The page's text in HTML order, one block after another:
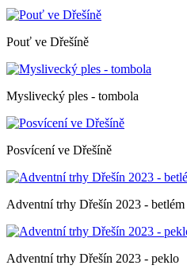
Pouť ve Dřešíně
Myslivecký ples - tombola
Posvícení ve Dřešíně
Adventní trhy Dřešín 2023 - betlém
Adventní trhy Dřešín 2023 - peklo